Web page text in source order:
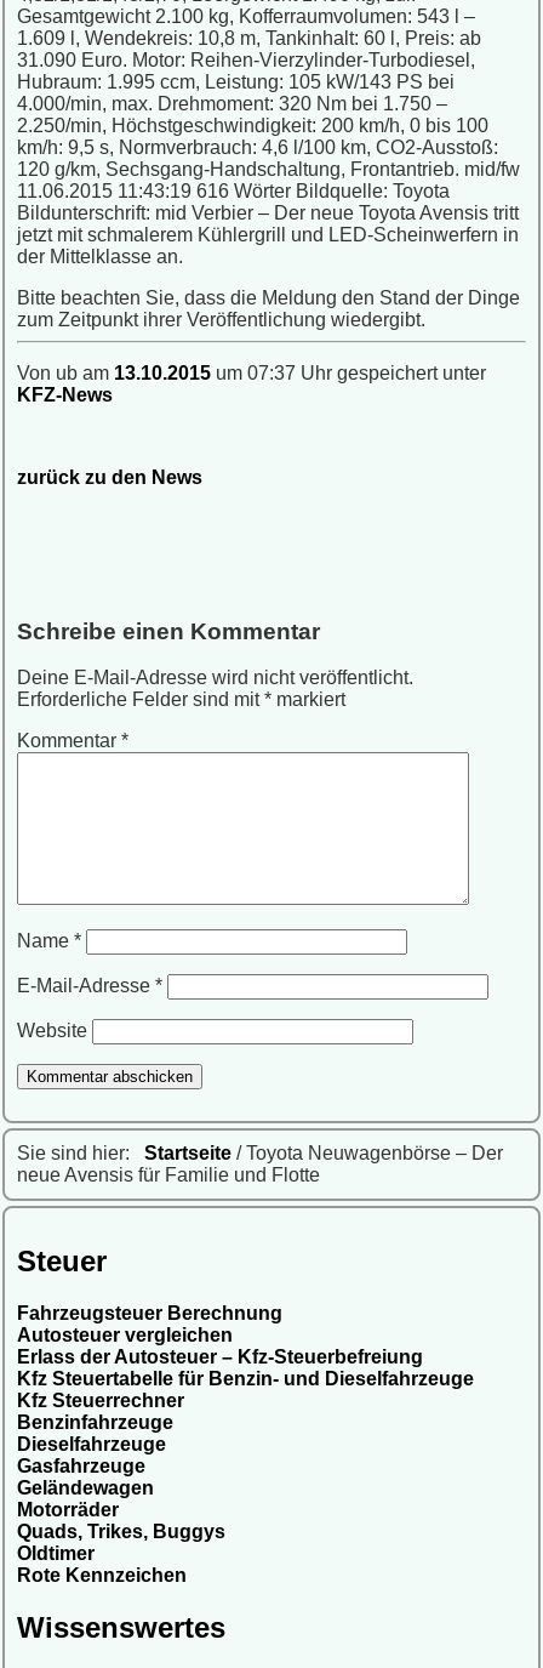
Sie sind hier: Startseite / Toyota Neuwagenbörse – Der
neue Avensis für Familie und Flotte
Steuer
Fahrzeugsteuer Berechnung
Autosteuer vergleichen
Erlass der Autosteuer – Kfz-Steuerbefreiung
Kfz Steuertabelle für Benzin- und Dieselfahrzeuge
Kfz Steuerrechner
Benzinfahrzeuge
Dieselfahrzeuge
Gasfahrzeuge
Geländewagen
Motorräder
Quads, Trikes, Buggys
Oldtimer
Rote Kennzeichen
Wissenswertes
Gesamtgewicht 2.100 kg, Kofferraumvolumen: 543 l –
1.609 l, Wendekreis: 10,8 m, Tankinhalt: 60 l, Preis: ab
31.090 Euro. Motor: Reihen-Vierzylinder-Turbodiesel,
Hubraum: 1.995 ccm, Leistung: 105 kW/143 PS bei
4.000/min, max. Drehmoment: 320 Nm bei 1.750 –
2.250/min, Höchstgeschwindigkeit: 200 km/h, 0 bis 100
km/h: 9,5 s, Normverbrauch: 4,6 l/100 km, CO2-Ausstoß:
120 g/km, Sechsgang-Handschaltung, Frontantrieb. mid/fw
11.06.2015 11:43:19 616 Wörter Bildquelle: Toyota
Bildunterschrift: mid Verbier – Der neue Toyota Avensis tritt
jetzt mit schmalerem Kühlergrill und LED-Scheinwerfern in
der Mittelklasse an.
Bitte beachten Sie, dass die Meldung den Stand der Dinge
zum Zeitpunkt ihrer Veröffentlichung wiedergibt.
Von ub am 13.10.2015 um 07:37 Uhr gespeichert unter
KFZ-News
zurück zu den News
Schreibe einen Kommentar
Deine E-Mail-Adresse wird nicht veröffentlicht.
Erforderliche Felder sind mit* markiert
Kommentar *
Name *
E-Mail-Adresse *
Website